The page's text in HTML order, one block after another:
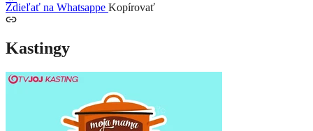
Zdieľať na Whatsappe Kopírovať
Kastingy